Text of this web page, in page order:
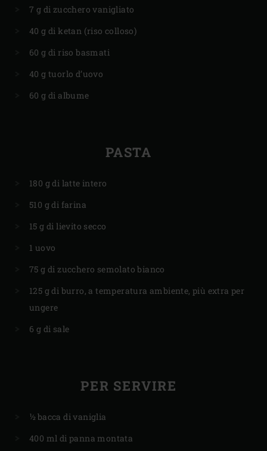
7 g di zucchero vanigliato
40 g di ketan (riso colloso)
60 g di riso basmati
40 g tuorlo d’uovo
60 g di albume
PASTA
180 g di latte intero
510 g di farina
15 g di lievito secco
1 uovo
75 g di zucchero semolato bianco
125 g di burro, a temperatura ambiente, più extra per
ungere
6 g di sale
PER SERVIRE
½ bacca di vaniglia
400 ml di panna montata